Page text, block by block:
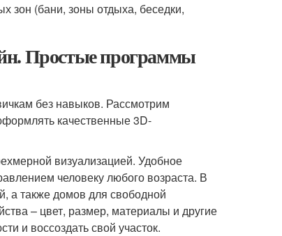
зон (бани, зоны отдыха, беседки,
Простые программы
без навыков. Рассмотрим
качественные 3D-
визуализацией. Удобное
человеку любого возраста. В
а также домов для свободной
– цвет, размер, материалы и другие
и воссоздать свой участок.